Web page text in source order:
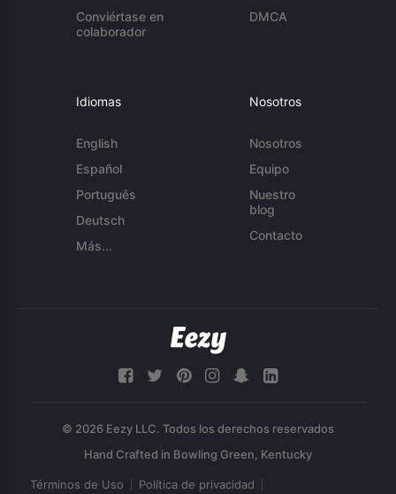
Conviértase en
colaborador
DMCA
Idiomas
English
Español
Português
Deutsch
Más...
Nosotros
Nosotros
Equipo
Nuestro
blog
Contacto
© 2026 Eezy LLC. Todos los derechos reservados
Términos de Uso Política de privacidad